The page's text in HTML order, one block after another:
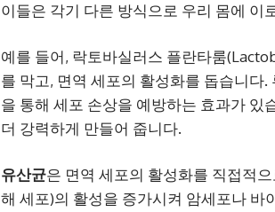
이들은 각기 다른 방식으로 우리 몸에 이
예를 들어, 락토바실러스 플란타룸
를 막고, 면역 세포의 활성화를 돕습니다.
을 통해 세포 손상을 예방하는 효과가 있
더 강력하게 만들어 줍니다.
유산균은 면역 세포의 활성화를 직접적
해 세포)의 활성을 증가시켜 암세포나 바